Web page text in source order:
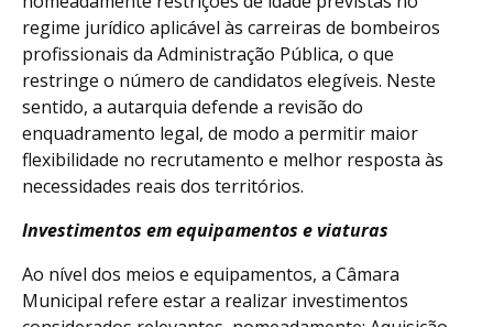
regime jurídico aplicável às carreiras de bombeiros
profissionais da Administração Pública, o que
restringe o número de candidatos elegíveis. Neste
sentido, a autarquia defende a revisão do
enquadramento legal, de modo a permitir maior
flexibilidade no recrutamento e melhor resposta às
necessidades reais dos territórios.
Investimentos em equipamentos e viaturas
Ao nível dos meios e equipamentos, a Câmara
Municipal refere estar a realizar investimentos